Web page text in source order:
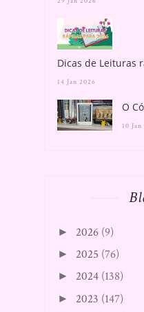
Dicas de Leituras
14 Jan 2026
O
10
► 2026 (9)
► 2025 (76)
► 2024 (138)
► 2023 (147)